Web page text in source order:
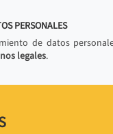
PERSONALES
de datos
legales.